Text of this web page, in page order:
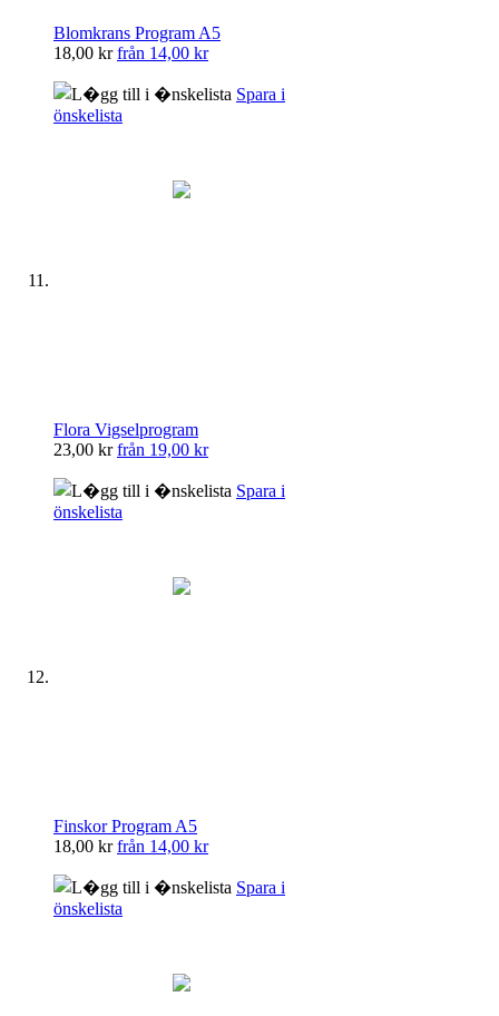
Blomkrans Program A5
18,00 kr från 14,00 kr
Spara i
önskelista
Flora Vigselprogram
23,00 kr från 19,00 kr
Spara i
önskelista
Finskor Program A5
18,00 kr från 14,00 kr
Spara i
önskelista